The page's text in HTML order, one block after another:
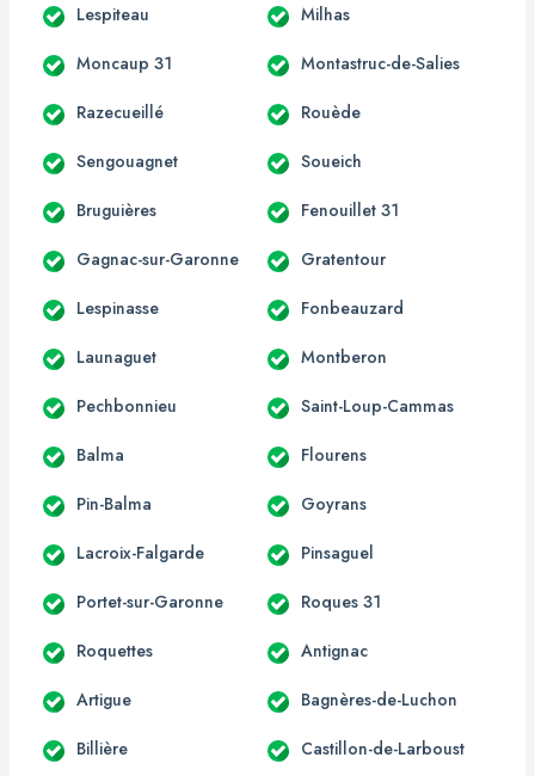
Lespiteau Milhas
Moncaup 31 Montastruc-de-Salies
Razecueillé Rouède
Sengouagnet Soueich
Bruguières Fenouillet 31
Gagnac-sur-Garonne Gratentour
Lespinasse Fonbeauzard
Launaguet Montberon
Pechbonnieu Saint-Loup-Cammas
Balma Flourens
Pin-Balma Goyrans
Lacroix-Falgarde Pinsaguel
Portet-sur-Garonne Roques 31
Roquettes Antignac
Artigue Bagnères-de-Luchon
Billière Castillon-de-Larboust